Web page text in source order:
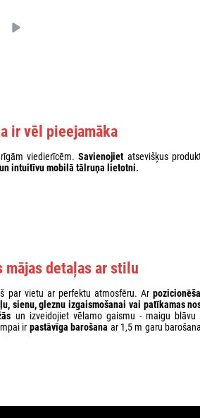
ir vēl pieejamāka
viedierīcēm.Savienojiet atsevišķus
intuitīvumobilā tālruņa lietotni.
mājas detaļas ar stilu
par vietu ar perfektu atmosfēru. Ar
sienu, gleznu izgaismošanai vai patīkamas
un izveidojiet vēlamo gaismu - maigu blāvu
ir pastāvīga barošana ar 1,5 m garu